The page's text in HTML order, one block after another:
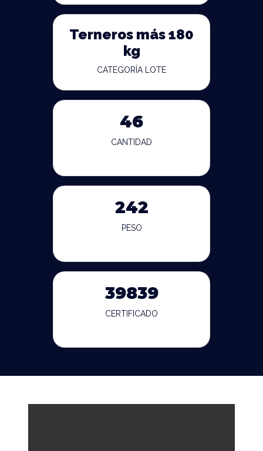
Terneros más 180
kg
CATEGORÍA LOTE
46
CANTIDAD
242
PESO
39839
CERTIFICADO